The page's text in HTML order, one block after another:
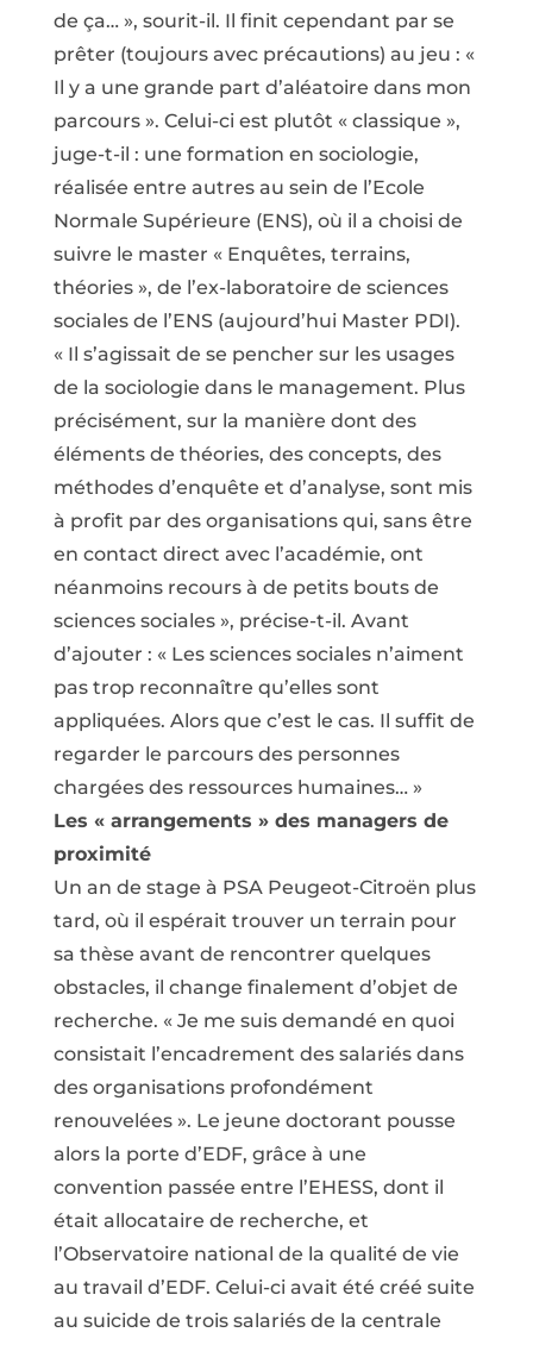
de ça… », sourit-il. Il finit cependant par se
prêter (toujours avec précautions) au jeu : «
Il y a une grande part d’aléatoire dans mon
parcours ». Celui-ci est plutôt « classique »,
juge-t-il : une formation en sociologie,
réalisée entre autres au sein de l’Ecole
Normale Supérieure (ENS), où il a choisi de
suivre le master « Enquêtes, terrains,
théories », de l’ex-laboratoire de sciences
sociales de l’ENS (aujourd’hui Master PDI).
« Il s’agissait de se pencher sur les usages
de la sociologie dans le management. Plus
précisément, sur la manière dont des
éléments de théories, des concepts, des
méthodes d’enquête et d’analyse, sont mis
à profit par des organisations qui, sans être
en contact direct avec l’académie, ont
néanmoins recours à de petits bouts de
sciences sociales », précise-t-il. Avant
d’ajouter : « Les sciences sociales n’aiment
pas trop reconnaître qu’elles sont
appliquées. Alors que c’est le cas. Il suffit de
regarder le parcours des personnes
chargées des ressources humaines… »
Les « arrangements » des managers de
proximité
Un an de stage à PSA Peugeot-Citroën plus
tard, où il espérait trouver un terrain pour
sa thèse avant de rencontrer quelques
obstacles, il change finalement d’objet de
recherche. « Je me suis demandé en quoi
consistait l’encadrement des salariés dans
des organisations profondément
renouvelées ». Le jeune doctorant pousse
alors la porte d’EDF, grâce à une
convention passée entre l’EHESS, dont il
était allocataire de recherche, et
l’Observatoire national de la qualité de vie
au travail d’EDF. Celui-ci avait été créé suite
au suicide de trois salariés de la centrale